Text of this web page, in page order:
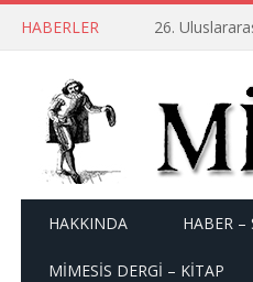
HABERLER 26.
HAKKINDA HABER –
MİMESİS DERGİ – KİTAP